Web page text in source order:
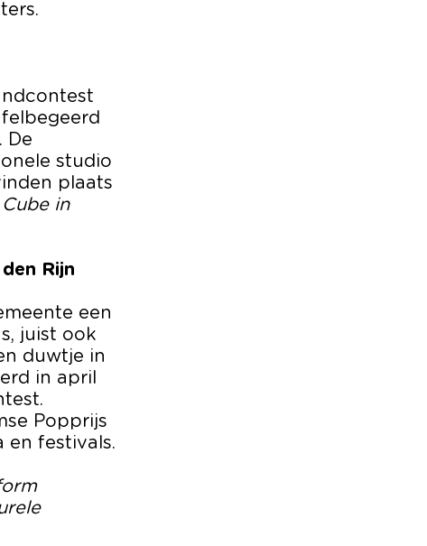
De
studio
plaats
in
Rijn
een
juist ook
duwtje in
in april
Popprijs
en festivals.